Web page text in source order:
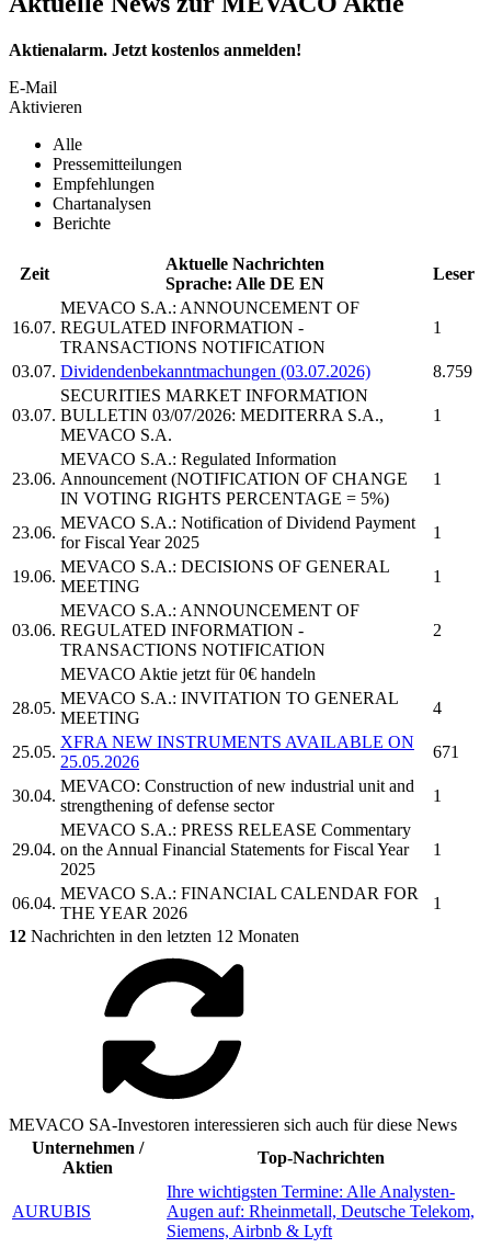
Aktienalarm. Jetzt kostenlos anmelden!
E-Mail
Aktivieren
Alle
Pressemitteilungen
Empfehlungen
Chartanalysen
Berichte
Zeit
Aktuelle Nachrichten
Sprache: Alle DE EN
Leser
16.07.
MEVACO S.A.: ANNOUNCEMENT OF
REGULATED INFORMATION -
TRANSACTIONS NOTIFICATION
1
03.07. Dividendenbekanntmachungen (03.07.2026) 8.759
03.07.
SECURITIES MARKET INFORMATION
BULLETIN 03/07/2026: MEDITERRA S.A.,
MEVACO S.A.
1
23.06.
MEVACO S.A.: Regulated Information
Announcement (NOTIFICATION OF CHANGE
IN VOTING RIGHTS PERCENTAGE = 5%)
1
23.06.
MEVACO S.A.: Notification of Dividend Payment
for Fiscal Year 2025
1
19.06.
MEVACO S.A.: DECISIONS OF GENERAL
MEETING
1
03.06.
MEVACO S.A.: ANNOUNCEMENT OF
REGULATED INFORMATION -
TRANSACTIONS NOTIFICATION
2
MEVACO Aktie jetzt für 0€ handeln
28.05.
MEVACO S.A.: INVITATION TO GENERAL
MEETING
4
25.05.
XFRA NEW INSTRUMENTS AVAILABLE ON
25.05.2026
671
30.04.
MEVACO: Construction of new industrial unit and
strengthening of defense sector
1
29.04.
MEVACO S.A.: PRESS RELEASE Commentary
on the Annual Financial Statements for Fiscal Year
2025
1
06.04.
MEVACO S.A.: FINANCIAL CALENDAR FOR
THE YEAR 2026
1
12 Nachrichten in den letzten 12 Monaten
MEVACO SA-Investoren interessieren sich auch für diese News
Unternehmen /
Aktien
Top-Nachrichten
AURUBIS
Ihre wichtigsten Termine: Alle Analysten-
Augen auf: Rheinmetall, Deutsche Telekom,
Siemens, Airbnb & Lyft